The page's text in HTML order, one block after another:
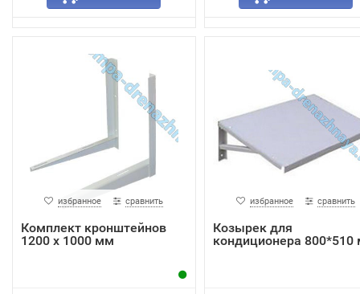
избранное сравнить
Комплект кронштейнов
1200 х 1000 мм
избранное сравнить
Козырек для
кондиционера 800*510